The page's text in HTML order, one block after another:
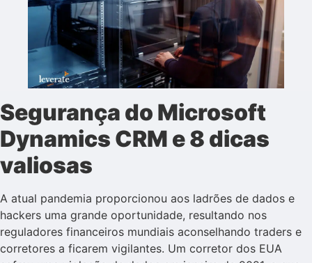
Segurança do Microsoft
Dynamics CRM e 8 dicas
valiosas
A atual pandemia proporcionou aos ladrões de dados e
hackers uma grande oportunidade, resultando nos
reguladores financeiros mundiais aconselhando traders e
corretores a ficarem vigilantes. Um corretor dos EUA